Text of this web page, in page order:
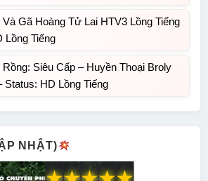
Gã Hoàng Tử Lai HTV3 Lồng Tiếng
Lồng Tiếng
Siêu Cấp – Huyền Thoại Broly
Status: HD Lồng Tiếng
NHẬT)